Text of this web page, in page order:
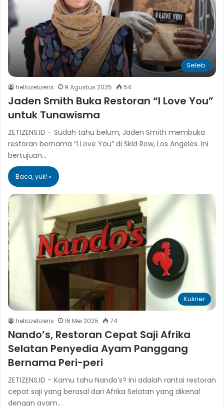
Seleb
hellozetizens 9 Agustus 2025 54
Jaden Smith Buka Restoran “I Love You”
untuk Tunawisma
ZETIZENS.ID – Sudah tahu belum, Jaden Smith membuka
restoran bernama “I Love You” di Skid Row, Los Angeles. Ini
bertujuan…
Baca, yuk! »
Kuliner
hellozetizens 16 Mei 2025 74
Nando’s, Restoran Cepat Saji Afrika
Selatan Penyedia Ayam Panggang
Bernama Peri-peri
ZETIZENS.ID – Kamu tahu Nando’s? Ini adalah rantai restoran
cepat saji yang berasal dari Afrika Selatan yang dikenal
dengan ayam…